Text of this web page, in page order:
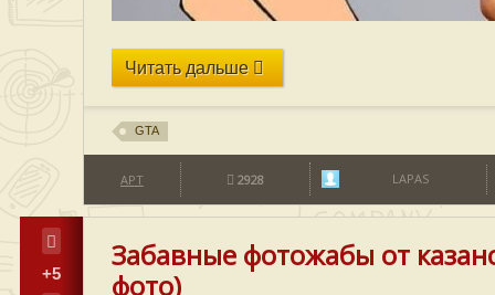
Читать дальше
GTA
АРТ 2928 LAPAS
+5
Забавные фотожабы от
фото)